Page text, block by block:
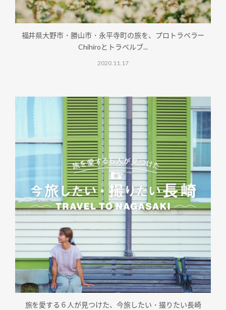
福井県大野市・勝山市・永平寺町の旅を、プロトラベラー
Chihiroとトラベルブ...
2020.11.17
旅を愛する６人が見つけた、今旅したい・撮りたい長崎